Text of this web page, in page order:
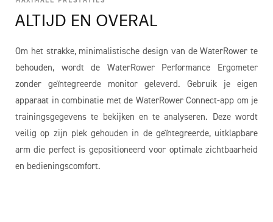
ALTIJD EN OVERAL
Om het strakke, minimalistische design van de WaterRower te
behouden, wordt de WaterRower Performance Ergometer
zonder geïntegreerde monitor geleverd. Gebruik je eigen
apparaat in combinatie met de WaterRower Connect-app om je
trainingsgegevens te bekijken en te analyseren. Deze wordt
veilig op zijn plek gehouden in de geïntegreerde, uitklapbare
arm die perfect is gepositioneerd voor optimale zichtbaarheid
en bedieningscomfort.